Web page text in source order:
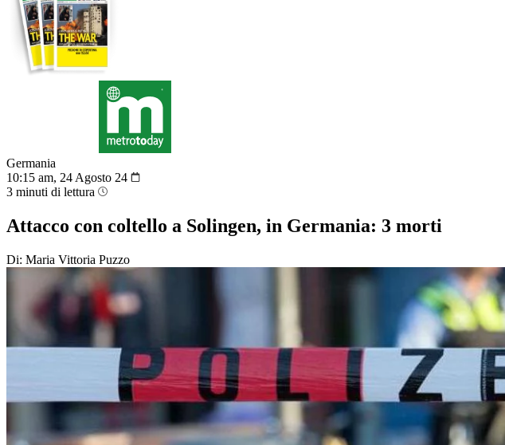
Germania
10:15 am, 24 Agosto 24
3 minuti di lettura
Attacco con coltello a Solingen, in Germania: 3 morti
Di: Maria Vittoria Puzzo